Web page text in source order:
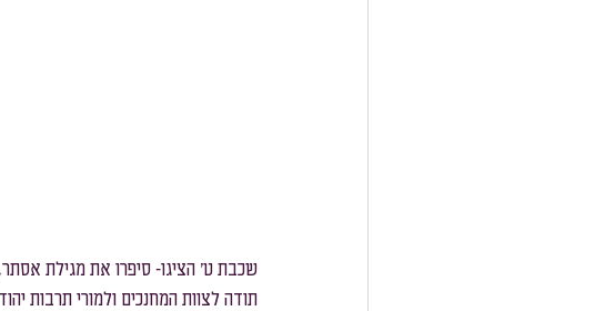
שכבת ט׳ הציגו- סיפרו את מגילת
תודה לצוות המחנכים ולמורי תרבות